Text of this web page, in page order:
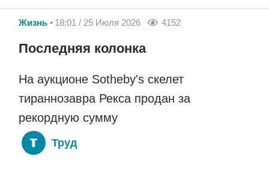
Жизнь 18:01 / 25 Июля 2026 4152
Последняя колонка
На аукционе Sotheby's скелет
тираннозавра Рекса продан за
рекордную сумму
Труд